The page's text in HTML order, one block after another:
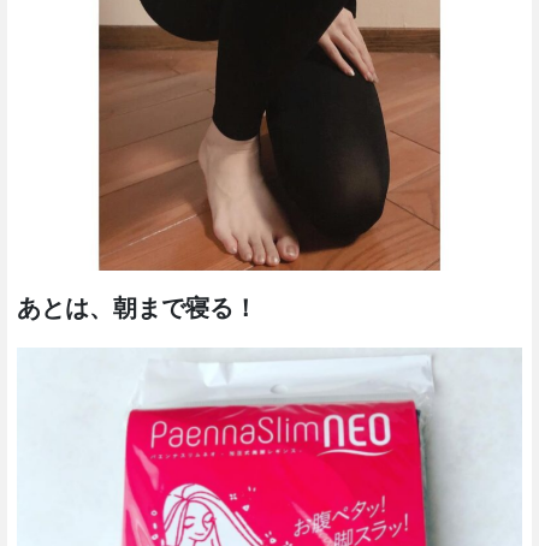
あとは、朝まで寝る！